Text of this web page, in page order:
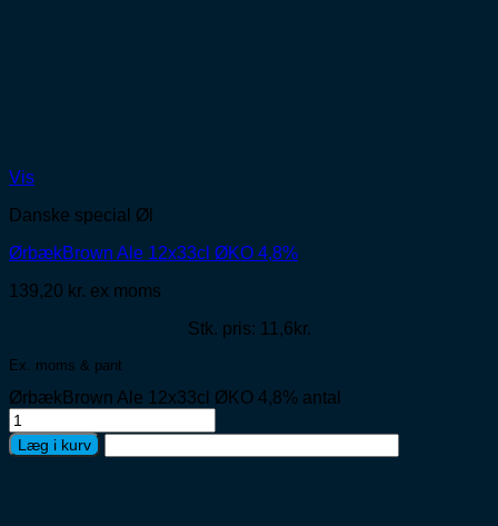
Vis
Danske special Øl
ØrbækBrown Ale 12x33cl ØKO 4,8%
139,20 kr. ex moms
Stk. pris: 11,6kr.
Ex. moms & pant
ØrbækBrown Ale 12x33cl ØKO 4,8% antal
Læg i kurv